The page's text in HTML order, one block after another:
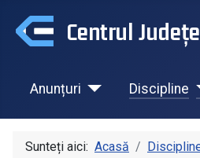
Centrul
Anunțuri Discipline
Sunteți aici: Acasă